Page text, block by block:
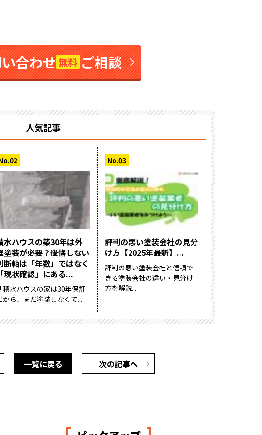
合わせ無料 ご相談
人気記事
水ハウスの築30年は外
塗装が必要？後悔しない
断軸は「年数」ではなく
現状確認」にある...
積水ハウスの家は30年保証
から、まだ塗装しなくて...
評判の悪い塗装会社の見分
け方【2025年最新】...
評判の悪い塗装会社と信頼で
きる塗装会社の違い・見分け
方を解説...
次の記事へ
一覧に戻る